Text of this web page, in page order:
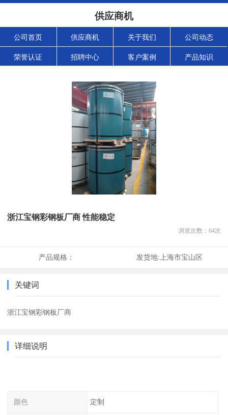
供应商机
公司首页 供应商机 关于我们 公司动态
荣誉认证 招聘中心 客户案例 产品知识
浙江宝钢彩钢板厂商 性能稳定
浏览次数： 64次
产品规格： 发货地: 上海市宝山区
关键词
浙江宝钢彩钢板厂商
详细说明
颜色 定制